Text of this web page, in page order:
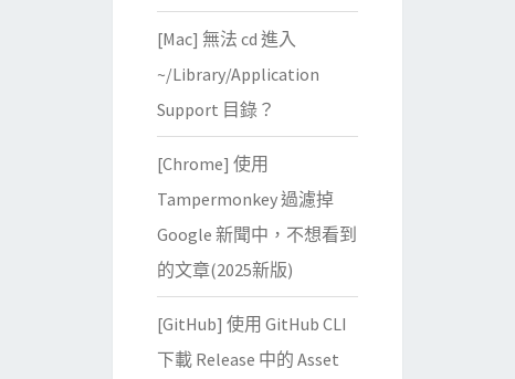
[Mac] 無法 cd 進入
~/Library/Application
Support 目錄？
[Chrome] 使用
Tampermonkey 過濾掉
Google 新聞中，不想看到
的文章(2025新版)
[GitHub] 使用 GitHub CLI
下載 Release 中的 Asset